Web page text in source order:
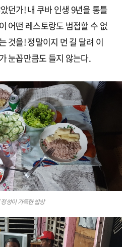
던가! 내 쿠바 인생 9년을 통틀
어떤 레스토랑도 범접할 수 없
것을! 정말이지 먼 길 달려 이
눈꼽만큼도 들지 않는다.
성이 가득한 밥상